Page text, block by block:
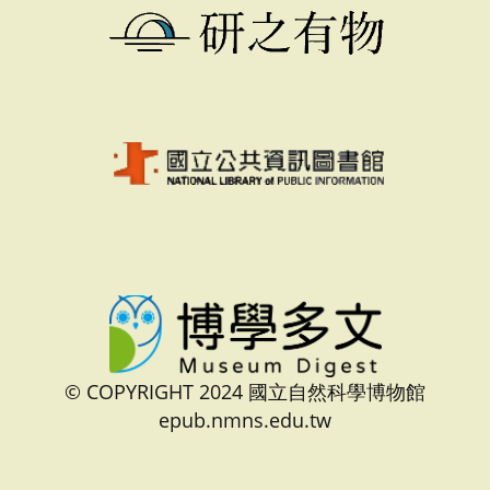
© COPYRIGHT 2024 國立自然科學博物館
epub.nmns.edu.tw